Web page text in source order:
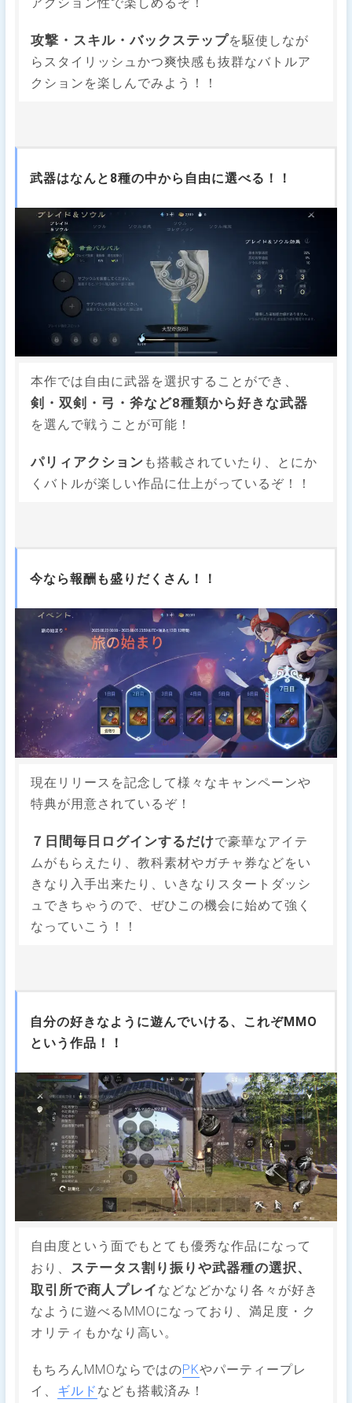
攻撃・スキル・バックステップを駆使しなが
らスタイリッシュかつ爽快感も抜群なバトルア
クションを楽しんでみよう！！
武器はなんと8種の中から自由に選べる！！
本作では自由に武器を選択することができ、
剣・双剣・弓・斧など8種類から好きな武器
を選んで戦うことが可能！
パリィアクション も搭載されていたり、とにか
くバトルが楽しい作品に仕上がっているぞ！！
今なら報酬も盛りだくさん！！
現在リリースを記念して様々なキャンペーンや
特典が用意されているぞ！
７日間毎日ログインするだけで豪華なアイテ
ムがもらえたり、教科素材やガチャ券などをい
きなり入手出来たり、いきなりスタートダッシ
ュできちゃうので、ぜひこの機会に始めて強く
なっていこう！！
自分の好きなように遊んでいける、これぞMMO
という作品！！
自由度という面でもとても優秀な作品になって
おり、 ステータス割り振りや武器種の選択、
取引所で商人プレイ などなどかなり各々が好き
なように遊べるMMOになっており、満足度・ク
オリティもかなり高い。
もちろんMMOならではのPKやパーティープレ
イ、 ギルド なども搭載済み！